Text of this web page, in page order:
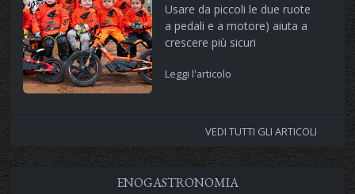
Usare da piccoli le due ruote
a pedali e a motore) aiuta a
crescere più sicuri
Leggi l'articolo
VEDI TUTTI GLI ARTICOLI
ENOGASTRONOMIA